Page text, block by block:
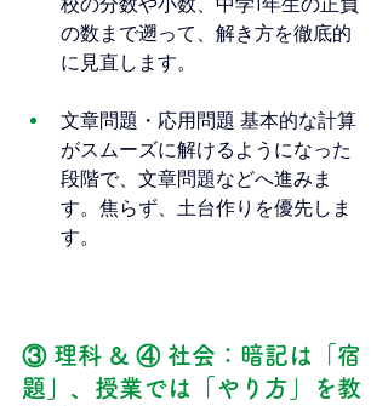
の数まで遡って、解き方を徹底的
に見直します。
文章問題・応用問題 基本的な計算
がスムーズに解けるようになった
段階で、文章問題などへ進みま
す。焦らず、土台作りを優先しま
す。
③ 理科 & ④ 社会：暗記は「宿
題」、授業では「やり方」を教